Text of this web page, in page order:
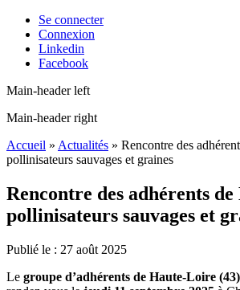
Se connecter
Connexion
Linkedin
Facebook
Main-header left
Main-header right
Accueil » Actualités » Rencontre des
pollinisateurs sauvages et graines
Rencontre des adhérents
pollinisateurs sauvages et
Publié le : 27 août 2025
Le groupe d’adhérents de Haute-Loire